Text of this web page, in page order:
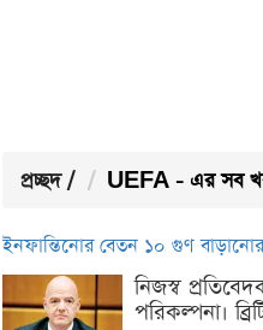
প্রচ্ছদ / UEFA - এর সব
ইনফান্তিনোর বেতন ১০ গুণ
নিজস্ব
পরিকল্পনা।